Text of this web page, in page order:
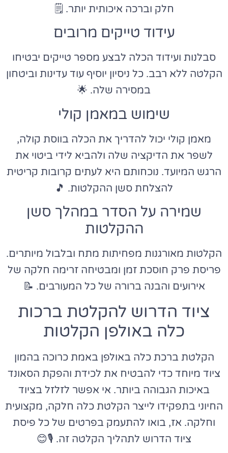
חלק וברכה איכותית יותר. 🗒️
עידוד טייקים מרובים
סבלנות ועידוד הכלה לבצע מספר טייקים יבטיחו
הקלטה ללא רבב. כל ניסיון יוסיף עוד עדינות וביטחון
במסירה שלה. 🌟
שימוש במאמן קולי
מאמן קולי יכול להדריך את הכלה בווסת קולה,
לשפר את הדיקציה שלה ולהביא לידי ביטוי את
הרגש המיועד. נוכחותם היא לעתים קרובות קריטית
להצלחת סשן ההקלטות. 🎵
שמירה על הסדר במהלך סשן
ההקלטות
הקלטות מאורגנות מפחיתות מתח ובלבול מיותרים.
פריסת פרק חוסכת זמן ומבטיחה זרימה חלקה של
אירועים והבנה ברורה של כל המעורבים. 📝
ציוד הדרוש להקלטת ברכות
כלה באולפן הקלטות
הקלטת ברכת כלה באולפן באמת כרוכה בהמון
ציוד מיוחד כדי להבטיח את לכידת והפקת הסאונד
באיכות הגבוהה ביותר. אי אפשר לזלזל בציוד
החיוני בתפקידו לייצר הקלטת כלה חלקה, מקצועית
וחלקה. אז, בואו להתעמק בפרטים של כל פיסת
ציוד הדרוש לתהליך הקלטה זה. 🎙️😊